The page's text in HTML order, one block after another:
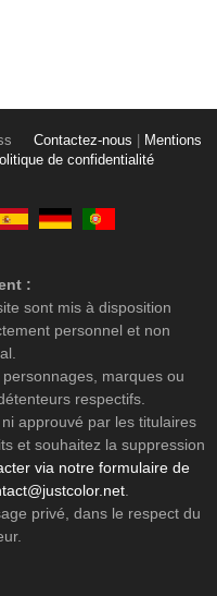
Contactez-nous
Mentions
de confidentialité
:
sont mis à disposition
personnel et non
marques ou
respectifs.
approuvé par les titulaires
et souhaitez la suppression
via notre formulaire de
.
privé, dans le respect du